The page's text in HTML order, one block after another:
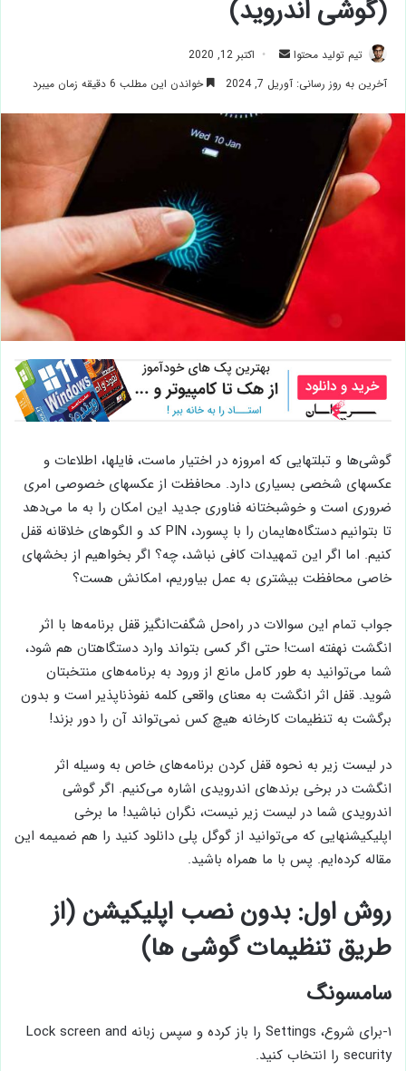
(گوشی اندروید)
تیم تولید محتوا
ارسال
ایمیل
اکتبر 12, 2020
آخرین به روز رسانی: آوریل 7, 2024
خواندن این مطلب 6 دقیقه زمان میبرد
گوشی‌ها و تبلتهایی که امروزه در اختیار ماست، فایلها، اطلاعات و
عکسهای شخصی بسیاری دارد. محافظت از عکسهای خصوصی امری
ضروری است و خوشبختانه فناوری جدید این امکان را به ما می‌دهد
تا بتوانیم دستگاه‌هایمان را با پسورد، PIN کد و الگوهای خلاقانه قفل
کنیم. اما اگر این تمهیدات کافی نباشد، چه؟ اگر بخواهیم از بخشهای
خاصی محافظت بیشتری به عمل بیاوریم، امکانش هست؟
جواب تمام این سوالات در راه‌حل شگفت‌انگیز قفل برنامه‌ها با اثر
انگشت نهفته است! حتی اگر کسی بتواند وارد دستگاهتان هم شود،
شما می‌توانید به طور کامل مانع از ورود به برنامه‌های منتخبتان
شوید. قفل اثر انگشت به معنای واقعی کلمه نفوذناپذیر است و بدون
برگشت به تنظیمات کارخانه هیچ کس نمی‌تواند آن را دور بزند!
در لیست زیر به نحوه قفل کردن برنامه‌های خاص به وسیله اثر
انگشت در برخی برندهای اندرویدی اشاره می‌کنیم. اگر گوشی
اندرویدی شما در لیست زیر نیست، نگران نباشید! ما برخی
اپلیکیشنهایی که می‌توانید از گوگل پلی دانلود کنید را هم ضمیمه این
مقاله کرده‌ایم. پس با ما همراه باشید.
روش اول: بدون نصب اپلیکیشن (از
طریق تنظیمات گوشی ها)
سامسونگ
۱-برای شروع، Settings‌ را باز کرده و سپس زبانه Lock screen and
security را انتخاب کنید.